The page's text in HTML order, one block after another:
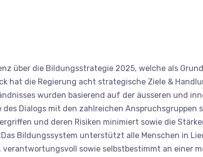
über die Bildungsstrategie 2025, welche als
hat die Regierung acht strategische Ziele &
wurden basierend auf der äusseren und
Dialogs mit den zahlreichen Anspruchsgruppen
und deren Risiken minimiert sowie die
Bildungssystem unterstützt alle Menschen in
sowie selbstbestimmt an einer